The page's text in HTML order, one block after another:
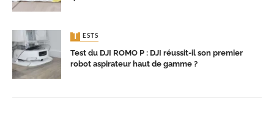
TESTS
Test du DJI ROMO P : DJI réussit-il son premier
robot aspirateur haut de gamme ?